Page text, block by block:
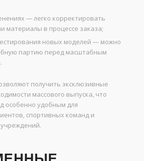
— легко корректировать
материалы в процессе заказа;
новых моделей — можно
партию перед масштабным
получить эксклюзивные
массового выпуска, что
особенно удобным для
спортивных команд и